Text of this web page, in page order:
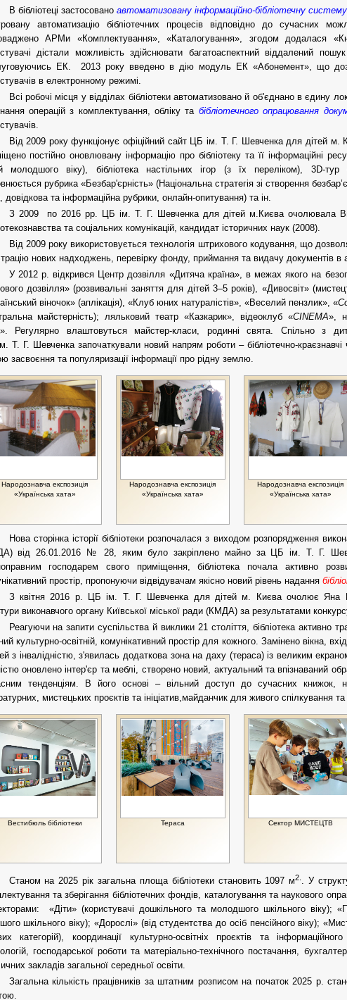
В бібліотеці застосовано автоматизовану інформаційно-бібліотечну
автоматизацію бібліотечних процесів відповідно до сучасних
АРМи «Комплектування», «Каталогування», згодом додалася
дістали можливість здійснювати багатоаспектний віддалений
ЕК. 2013 року введено в дію модуль ЕК «Абонемент», що
в електронному режимі.
Всі робочі місця у відділах бібліотеки автоматизовано й об'єднано в єдину
операцій з комплектування, обліку та бібліотечного опрацювання
Від 2009 року функціонує офіційний сайт ЦБ ім. Т. Г. Шевченка для дітей м.
постійно оновлювану інформацію про бібліотеку та її інформаційні
молодшого віку), бібліотека настільних ігор (з їх переліком), 3D-тур
рубрика «Безбар'єрність» (Національна стратегія зі створення
довідкова та інформаційна рубрики, онлайн-опитування) та ін.
З 2009 по 2016 рр. ЦБ ім. Т. Г. Шевченка для дітей м.Києва очолювала
та соціальних комунікацій, кандидат історичних наук (2008).
Від 2009 року використовується технологія штрихового кодування, що
нових надходжень, перевірку фонду, приймання та видачу документів в
У 2012 р. відкрився Центр дозвілля «Дитяча країна», в межах якого на
дозвілля» (розвивальні заняття для дітей 3–5 років), «Дивосвіт»
віночок» (аплікація), «Клуб юних натуралістів», «Веселий пензлик», «
майстерність); ляльковий театр «Казкарик», відеоклуб «CINEMA»,
Регулярно влаштовуться майстер-класи, родинні свята. Спільно з
Т. Г. Шевченка започаткували новий напрям роботи – бібліотечно-
засвоєння та популяризації інформації про рідну землю.
Народознавча експозиція
«Українська хата»
Народознавча експозиція
«Українська хата»
Народознавча експозиція
«Українська хата»
Нова сторінка історії бібліотеки розпочалася з виходом розпорядження
від 26.01.2016 № 28, яким було закріплено майно за ЦБ ім. Т. Г.
господарем свого приміщення, бібліотека почала активно
простір, пропонуючи відвідувачам якісно новий рівень надання
З квітня 2016 р. ЦБ ім. Т. Г. Шевченка для дітей м. Києва очолює Яна
виконавчого органу Київської міської ради (КМДА) за результатами
Реагуючи на запити суспільства й виклики 21 століття, бібліотека активно
культурно-освітній, комунікативний простір для кожного. Замінено вікна,
з інвалідністю, з'явилась додаткова зона на даху (тераса) із великим
оновлено інтер'єр та меблі, створено новий, актуальний та впізнаваний
тенденціям. В його основі – вільний доступ до сучасних книжок,
мистецьких проєктів та ініціатив,майданчик для живого спілкування та
Вестибюль бібліотеки Тераса Сектор МИСТЕЦТВ
Станом на 2025 рік загальна площа бібліотеки становить 1097 м2.
. У
та зберігання бібліотечних фондів, каталогування та наукового
«Діти» (користувачі дошкільного та молодшого шкільного віку);
шкільного віку); «Дорослі» (від студентства до осіб пенсійного віку);
категорій), координації культурно-освітніх проєктів та
господарської роботи та матеріально-технічного постачання,
закладів загальної середньої освіти.
Загальна кількість працівників за штатним розписом на початок 2025 р.